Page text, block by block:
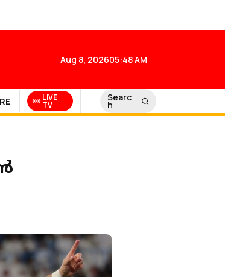
Aug 8, 202605:48 AM
LIVE
TV
Searc
h